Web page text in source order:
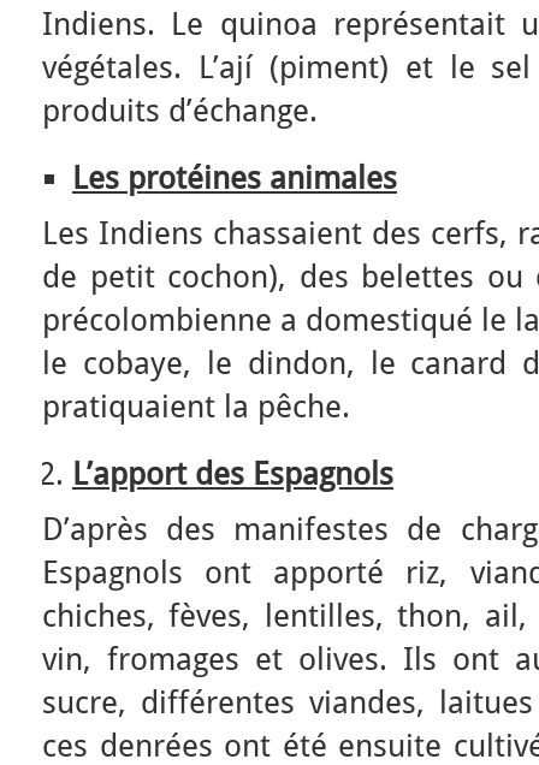
Indiens. Le quinoa représentait
végétales. L’ají (piment) et le
produits d’échange.
Les protéines animales
Les Indiens chassaient des cerfs,
de petit cochon), des belettes ou
précolombienne a domestiqué le
le cobaye, le dindon, le canard
pratiquaient la pêche.
L’apport des Espagnols
D’après des manifestes de
Espagnols ont apporté riz,
chiches, fèves, lentilles, thon,
vin, fromages et olives. Ils ont
sucre, différentes viandes,
ces denrées ont été ensuite